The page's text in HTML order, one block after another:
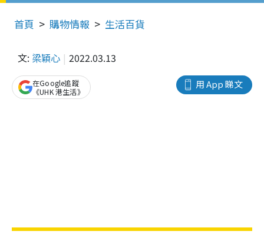
首頁 購物情報 生活百貨
文: 梁穎心 2022.03.13
用 App 睇文
在Google追蹤
《UHK 港生活》